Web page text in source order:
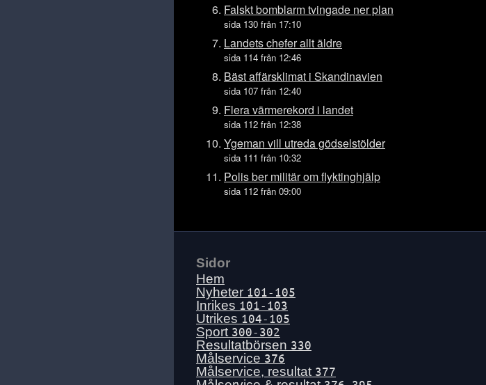
Fre 17 juli
Tors 16 juli
Ons 15 juli
Tis 14 juli
Mån 13 juli
Sön 12 juli
Fre 10 juli
Tors 9 juli
Ons 8 juli
Mån 6 juli
Lör 4 juli
Fre 3 juli
Tors 2 juli
Ons 1 juli
Tis 30 juni
Mån 29 juni
Falskt bomblarm tvingade ner plan
sida 130 från 17:10
Landets chefer allt äldre
sida 114 från 12:46
Bäst affärsklimat i Skandinavien
sida 107 från 12:40
Flera värmerekord i landet
sida 112 från 12:38
Ygeman vill utreda gödselstölder
sida 111 från 10:32
Polis ber militär om flyktinghjälp
sida 112 från 09:00
Sidor
Hem
Nyheter 101-105
Inrikes 101-103
Utrikes 104-105
Sport 300-302
Resultatbörsen 330
Målservice 376
Målservice, resultat 377